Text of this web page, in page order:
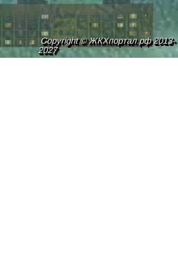
Copyright © ЖКХпортал.рф 2013-
2027